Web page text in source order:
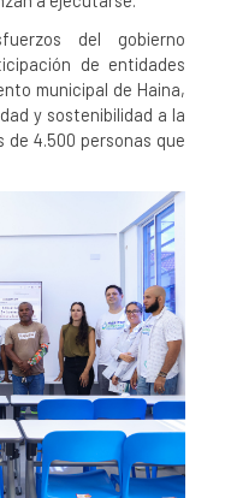
del gobierno
de entidades
municipal de Haina,
y sostenibilidad a la
4.500 personas que